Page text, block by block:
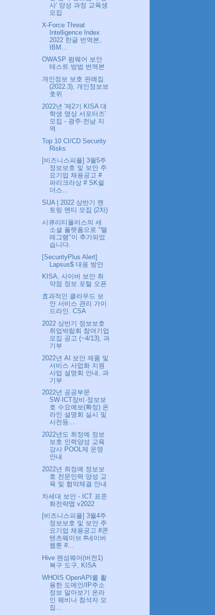
사' 양성 과정 교육생
모집
X-Force Threat
Intelligence Index
2022 한글 번역본,
IBM...
OWASP 펌웨어 보안
테스트 방법 번역본
개인정보 보호 판례집
(2022.3), 개인정보보
호위
2022년 '제2기 KISA 대
학생 영상 서포터즈'
모집 - 광주·전남 지
역
Top 10 CI/CD Security
Risks
[비즈니스피플] 3월5주
정보보호 및 보안 주
요기업 채용공고 #
파리크라상 # SK쉴
더스...
SUA | 2022 상반기 멘
토링 멘티 모집 (2차)
시큐리티플러스의 새
소셜 플랫폼으로 "텔
레그램"이 추가되었
습니다.
[SecurityPlus Alert]
Lapsus$ 대응 방안
KISA, 사이버 보안 취
약점 정보 포털 오픈
효과적인 클라우드 보
안 서비스 관리 가이
드라인. CSA
2022 상반기 정보보호
취업박람회 참여기업
모집 공고 (~4/13), 과
기부
2022년 AI 보안 제품 및
서비스 사업화 지원
사업 설명회 안내, 과
기부
2022년 공공부문
SW·ICT장비·정보보
호 수요예보(확정) 온
라인 설명회 실시 및
사전등...
2022년도 최정예 정보
보호 인력양성 교육
강사 POOL제 운영
안내
2022년 최정예 정보보
호 전문인력 양성 교
육 및 협약체결 안내
차세대 보안 - ICT 표준
화전략맵 v2022
[비즈니스피플] 3월4주
정보보호 및 보안 주
요기업 채용공고 #콘
텐츠웨이브 #네이버
웹툰 #...
Hive 랜섬웨어(버전1)
복구 도구, KISA
WHOIS OpenAPI를 활
용한 도메인/IP주소
정보 알아보기 온라
인 웨비나 참석자 모
집...